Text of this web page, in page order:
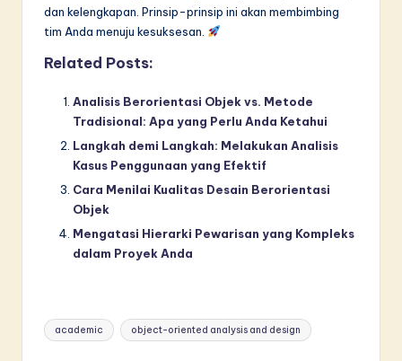
dan kelengkapan. Prinsip-prinsip ini akan membimbing
tim Anda menuju kesuksesan.
Related Posts:
Analisis Berorientasi Objek vs. Metode
Tradisional: Apa yang Perlu Anda Ketahui
Langkah demi Langkah: Melakukan Analisis
Kasus Penggunaan yang Efektif
Cara Menilai Kualitas Desain Berorientasi
Objek
Mengatasi Hierarki Pewarisan yang Kompleks
dalam Proyek Anda
Tags:
academic object-oriented analysis and design